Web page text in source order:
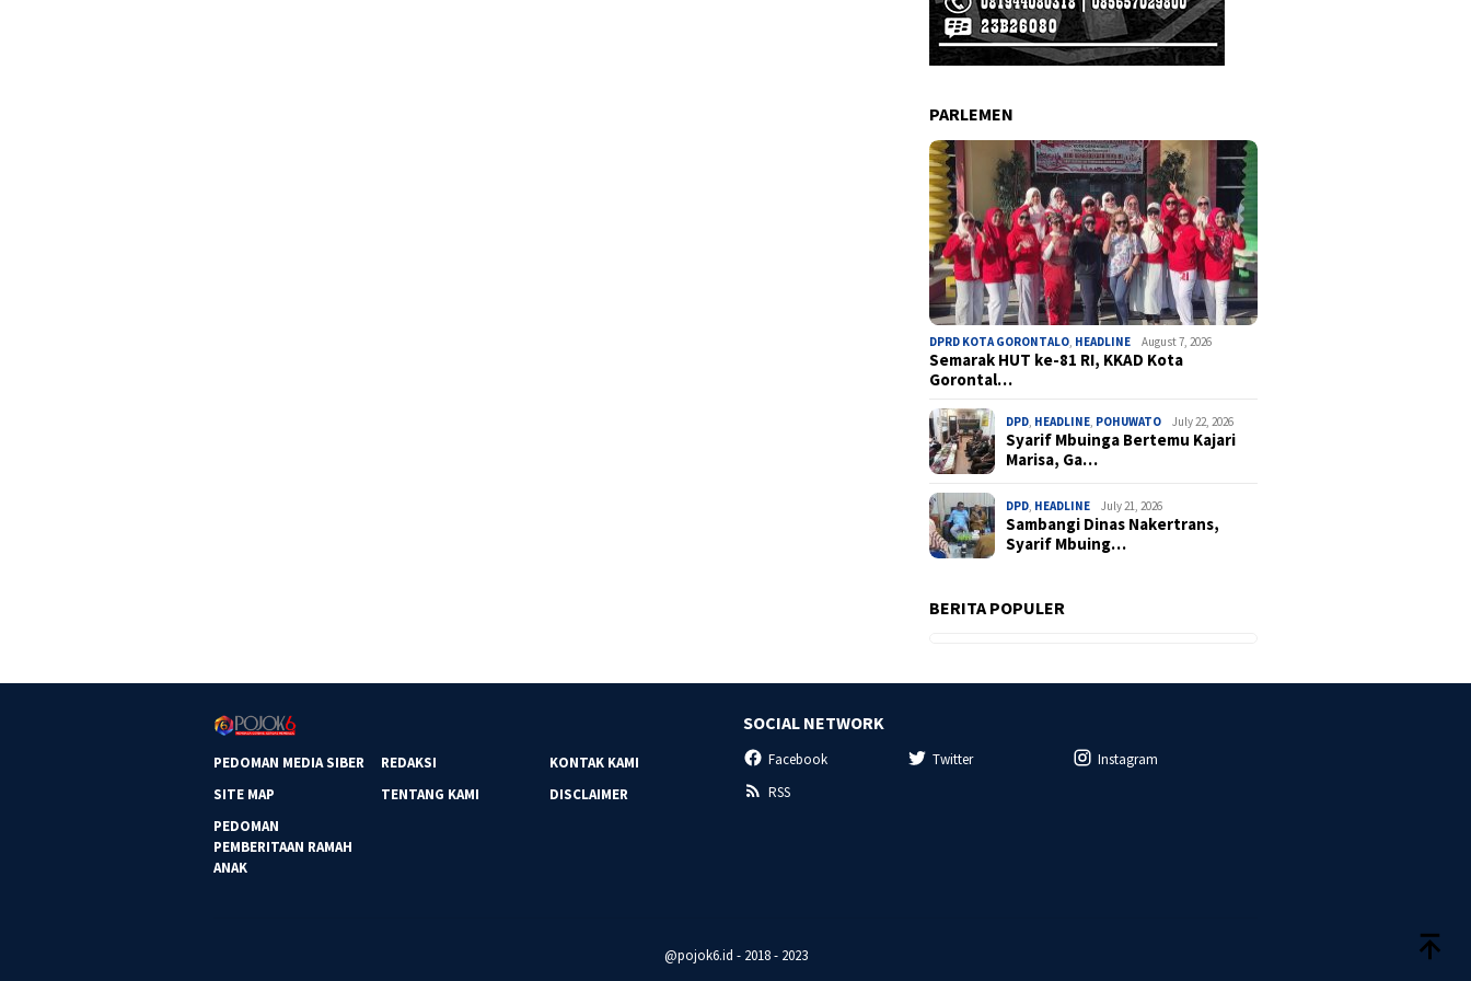
PARLEMEN
DPRD KOTA GORONTALO, HEADLINE August 7, 2026
Semarak HUT ke-81 RI, KKAD Kota
Gorontal…
DPD, HEADLINE, POHUWATO July 22, 2026
Syarif Mbuinga Bertemu Kajari
Marisa, Ga…
DPD, HEADLINE July 21, 2026
Sambangi Dinas Nakertrans,
Syarif Mbuing…
BERITA POPULER
PEDOMAN MEDIA SIBER REDAKSI
KONTAK KAMI
SITE MAP
TENTANG KAMI
DISCLAIMER
PEDOMAN
PEMBERITAAN RAMAH
ANAK
SOCIAL NETWORK
Facebook Twitter
Instagram
RSS
@pojok6.id - 2018 - 2023